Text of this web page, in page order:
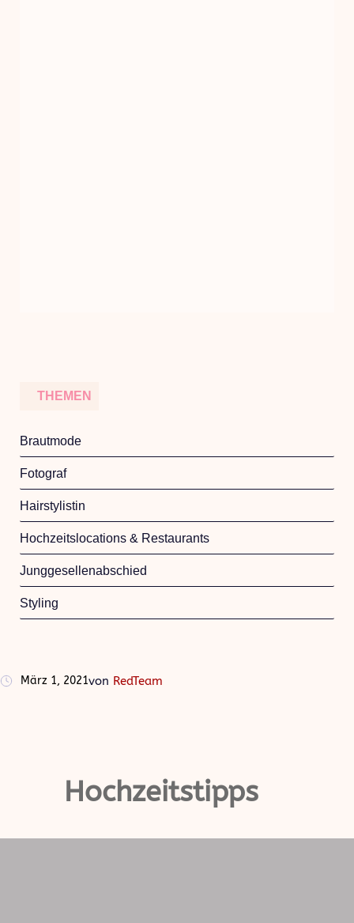
THEMEN
Brautmode
Fotograf
Hairstylistin
Hochzeitslocations & Restaurants
Junggesellenabschied
Styling
März 1, 2021von RedTeam
Hochzeitstipps